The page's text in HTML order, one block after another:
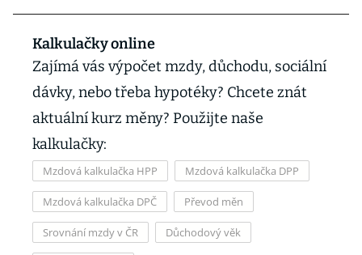
Kalkulačky online
Zajímá vás výpočet mzdy, důchodu, sociální
dávky, nebo třeba hypotéky? Chcete znát
aktuální kurz měny? Použijte naše
kalkulačky:
Mzdová kalkulačka HPP Mzdová kalkulačka DPP
Mzdová kalkulačka DPČ Převod měn
Srovnání mzdy v ČR Důchodový věk